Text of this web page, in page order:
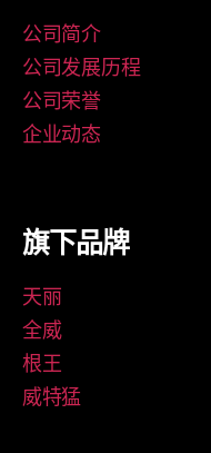
公司简介
公司发展历程
公司荣誉
企业动态
旗下品牌
天丽
全威
根王
威特猛